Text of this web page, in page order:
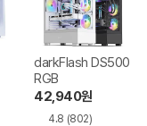
darkFlash DS500
RGB
42,940원
4.8 (802)